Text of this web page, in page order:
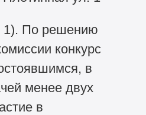
1). По решению
конкурс
в
менее двух
в